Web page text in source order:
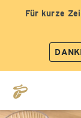
Für kurze